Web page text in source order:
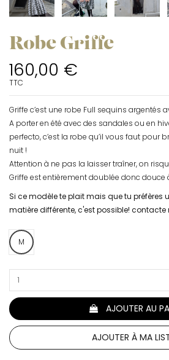
Robe Griffe
160,00 €
TTC
Griffe c’est une robe Full sequins argentés
A porter en été avec des sandales ou en
perfecto, c’est la robe qu’il vous faut pour
nuit !
Attention à ne pas la laisser traîner, on
Griffe est entièrement doublée donc douce
Si ce modèle te plait mais que tu préfères
matière différente, c'est possible!
M
AJOUTER AU
AJOUTER À MA